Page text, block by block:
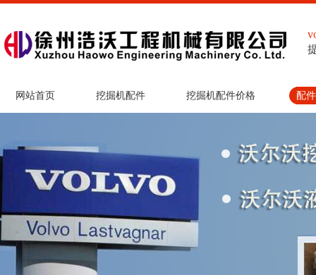
网站首页 挖掘机配件 挖掘机配件价格 配